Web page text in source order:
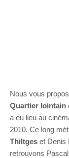
Nous vous
Quartier lointain
a eu lieu au
2010. Ce long
Thiltges et Denis
retrouvons